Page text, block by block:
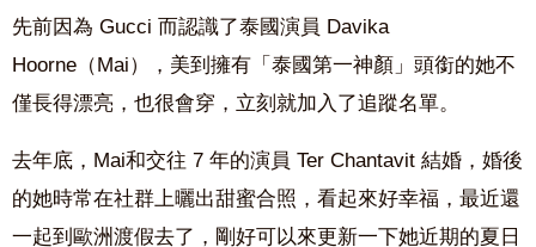
先前因為 Gucci 而認識了泰國演員 Davika
Hoorne（Mai），美到擁有「泰國第一神顏」頭銜的她不
僅長得漂亮，也很會穿，立刻就加入了追蹤名單。
去年底，Mai和交往 7 年的演員 Ter Chantavit 結婚，婚後
的她時常在社群上曬出甜蜜合照，看起來好幸福，最近還
一起到歐洲渡假去了，剛好可以來更新一下她近期的夏日